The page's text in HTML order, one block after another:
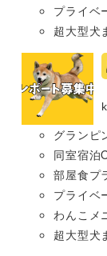
プライベ
超大型犬
グランピ
同室宿泊
部屋食プ
プライベ
わんこメ
超大型犬